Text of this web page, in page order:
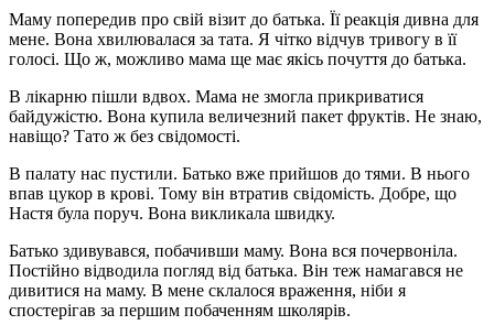
Маму попередив про свій візит до батька. Її реакція дивна для
мене. Вона хвилювалася за тата. Я чітко відчув тривогу в її
голосі. Що ж, можливо мама ще має якісь почуття до батька.
В лікарню пішли вдвох. Мама не змогла прикриватися
байдужістю. Вона купила величезний пакет фруктів. Не знаю,
навіщо? Тато ж без свідомості.
В палату нас пустили. Батько вже прийшов до тями. В нього
впав цукор в крові. Тому він втратив свідомість. Добре, що
Настя була поруч. Вона викликала швидку.
Батько здивувався, побачивши маму. Вона вся почервоніла.
Постійно відводила погляд від батька. Він теж намагався не
дивитися на маму. В мене склалося враження, ніби я
спостерігав за першим побаченням школярів.